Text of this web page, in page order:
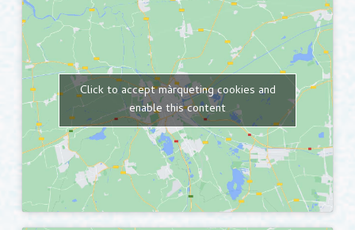
Click to accept màrqueting cookies and
enable this content